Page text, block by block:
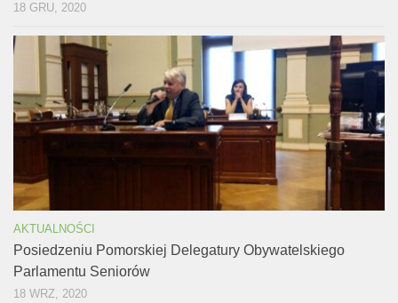
18 GRU, 2020
AKTUALNOŚCI
Posiedzeniu Pomorskiej Delegatury Obywatelskiego
Parlamentu Seniorów
18 WRZ, 2020